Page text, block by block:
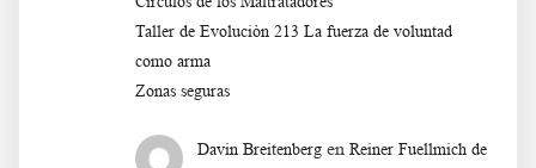
Taller de Evoluciòn 213 La fuerza de voluntad
como arma
Zonas seguras
Davin Breitenberg en Reiner Fuellmich de